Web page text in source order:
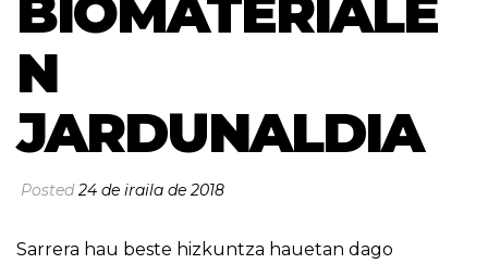
BIOMATERIALE
N
JARDUNALDIA
Posted24 de iraila de 2018
Sarrera hau beste hizkuntza hauetan dago